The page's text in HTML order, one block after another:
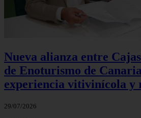
Nueva alianza entre
de Enoturismo de
experiencia vitivinícola y
29/07/2026